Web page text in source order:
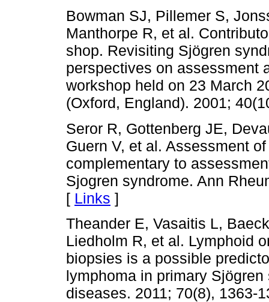
Bowman SJ, Pillemer S,
Manthorpe R, et al.
shop. Revisiting Sjögren
perspectives on assessment
workshop held on 23 March
(Oxford, England). 2001;
Seror R, Gottenberg JE,
Guern V, et al. Assessment
complementary to
Sjogren syndrome. Ann
[ Links ]
Theander E, Vasaitis L,
Liedholm R, et al. Lymphoid
biopsies is a possible
lymphoma in primary
diseases. 2011; 70(8), 1363-